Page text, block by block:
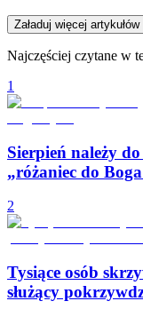
Załaduj więcej artykułów
Najczęściej czytane w
1
Sierpień należy
„różaniec do
2
Tysiące osób
służący